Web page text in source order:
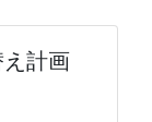
計画